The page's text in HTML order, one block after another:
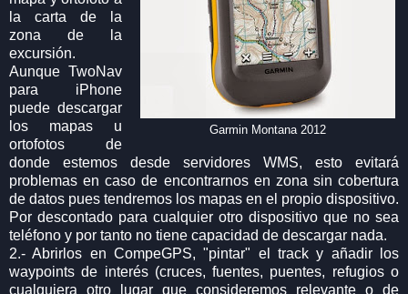
Garmin Montana 2012
la carta de la
zona de la
excursión.
Aunque TwoNav
para iPhone
puede descargar
los mapas u
ortofotos de
donde estemos desde servidores WMS, esto evitará
problemas en caso de encontrarnos en zona sin cobertura
de datos pues tendremos los mapas en el propio dispositivo.
Por descontado para cualquier otro dispositivo que no sea
teléfono y por tanto no tiene capacidad de descargar nada.
2.- Abrirlos en CompeGPS, "pintar" el track y añadir los
waypoints de interés (cruces, fuentes, puentes, refugios o
cualquiera otro lugar que consideremos relevante o de